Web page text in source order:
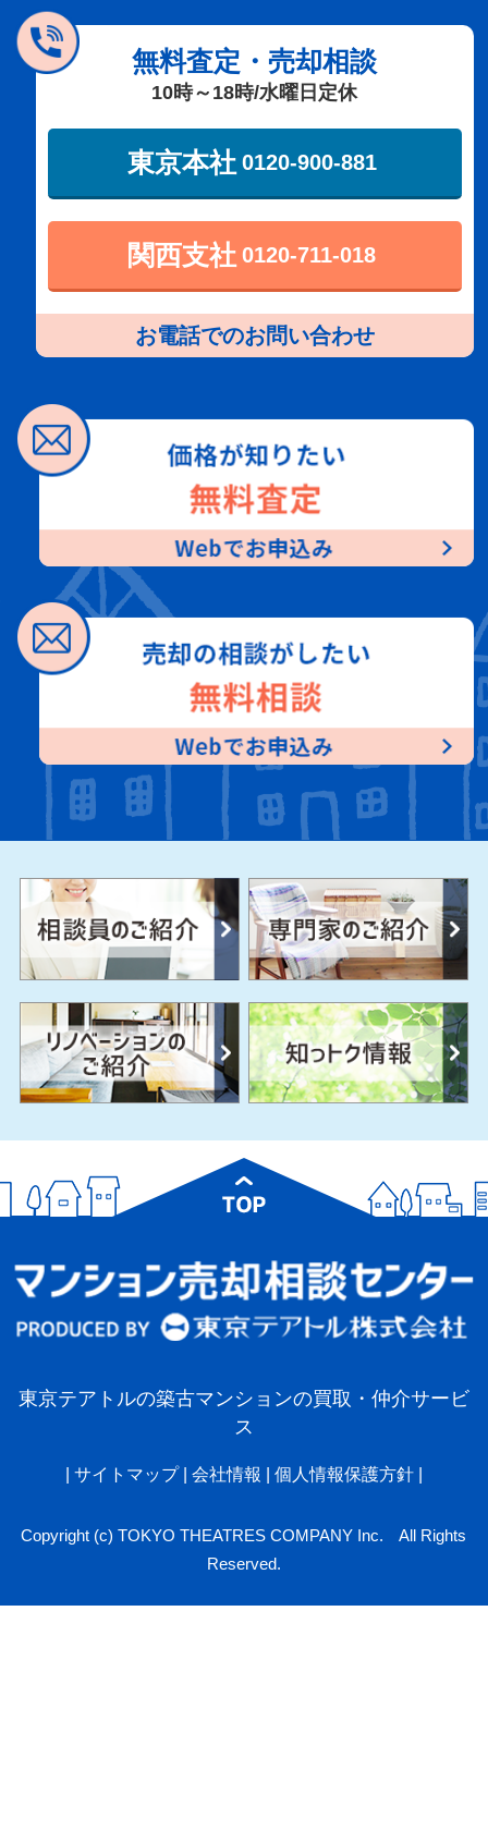
無料査定・売却相談
10時～18時/水曜日定休
東京本社 0120-900-881
関西支社 0120-711-018
お電話でのお問い合わせ
東京テアトルの築古マンションの買取・仲介サービ
ス
サイトマップ 会社情報 個人情報保護方針|
Copyright (c) TOKYO THEATRES COMPANY Inc. All Rights
Reserved.